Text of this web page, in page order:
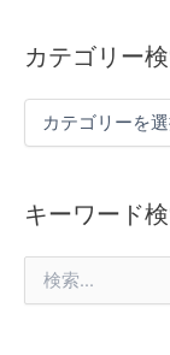
カテゴリー
キーワード
索